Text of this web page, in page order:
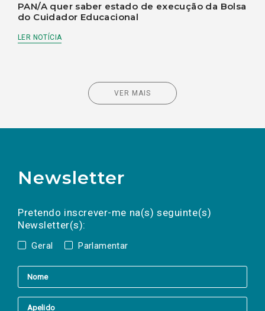
PAN/A quer saber estado de execução da Bolsa
do Cuidador Educacional
LER NOTÍCIA
VER MAIS
Newsletter
Pretendo inscrever-me na(s) seguinte(s)
Newsletter(s):
Geral Parlamentar
a(s) newsletter(s).
mail